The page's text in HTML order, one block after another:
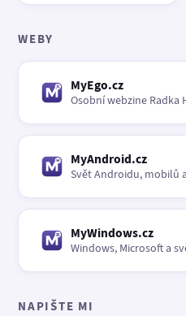
WEBY
MyEgo.cz
Osobní webzine Radka
MyAndroid.cz
Svět Androidu, mobilů
MyWindows.cz
Windows, Microsoft a
NAPIŠTE MI